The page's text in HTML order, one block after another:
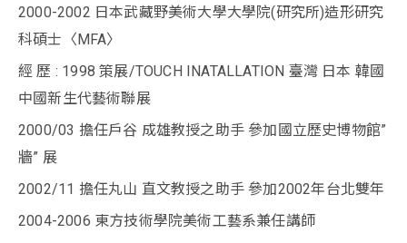
2000-2002 日本武藏野美術大學大學院(研究所)造形研究
科碩士〈MFA〉
經 歷 : 1998 策展/TOUCH INATALLATION 臺灣 日本 韓國
中國新生代藝術聯展
2000/03 擔任戶谷 成雄教授之助手 參加國立歷史博物館”
牆” 展
2002/11 擔任丸山 直文教授之助手 參加2002年台北雙年
2004-2006 東方技術學院美術工藝系兼任講師